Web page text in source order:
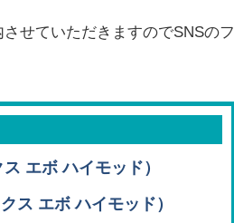
せていただきますのでSNSのフ
エボ ハイモッド）
ス エボ ハイモッド）